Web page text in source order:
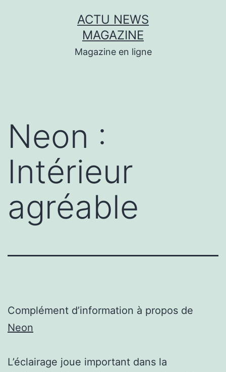
ACTU NEWS
MAGAZINE
Magazine en ligne
Neon :
Intérieur
agréable
Complément d’information à propos de
Neon
L’éclairage joue important dans la